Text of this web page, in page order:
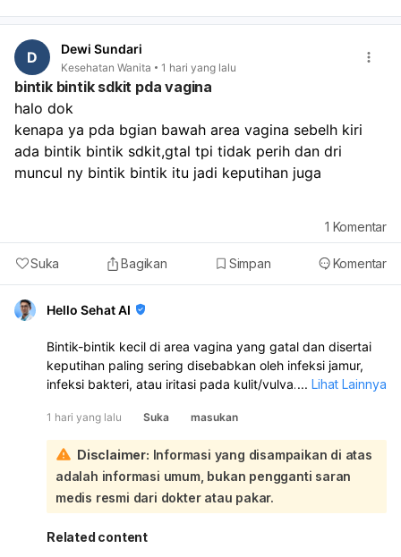
hari, itu masih bisa termasuk variasi siklus yang normal.
cukup, makan teratur, dan kurangi stres. Sebaiknya
periksa ke dokter kandungan atau dokter umum kalau:
haid tidak datang sampai lebih dari 1–2 minggu,
flek/pendarahan berulang terus,
ada nyeri perut hebat,
bau tidak sedap,
atau darah keluar sangat banyak.
D Dewi Sundari
Kesehatan Wanita 1 hari yang lalu
bintik bintik sdkit pda vagina
halo dok
kenapa ya pda bgian bawah area vagina sebelh kiri
ada bintik bintik sdkit,gtal tpi tidak perih dan dri
muncul ny bintik bintik itu jadi keputihan juga
Suka Bagikan Simpan Komentar
1 Komentar
Hello Sehat AI
Bintik-bintik kecil di area vagina yang gatal dan disertai
keputihan paling sering disebabkan oleh infeksi jamur,
infeksi bakteri, atau iritasi pada kulit/vulva. Karena ada
untuk memastikan penyebabnya:
Kalau keputihannya gatal, penyebab yang sering adalah:
Infeksi jamur vagina: biasanya gatal, keputihan putih
kental seperti susu/keju, dan area sekitar bisa
kemerahan atau bengkak.
Infeksi bakteri vagina: keputihan bisa putih, abu-abu,
atau kehijauan, sering disertai bau tidak sedap.
... Lihat Lainnya
1 hari yang lalu Suka masukan
Disclaimer: Informasi yang disampaikan di atas
adalah informasi umum, bukan pengganti saran
medis resmi dari dokter atau pakar.
Related content